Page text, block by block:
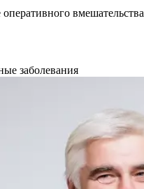
вмешательства
заболевания